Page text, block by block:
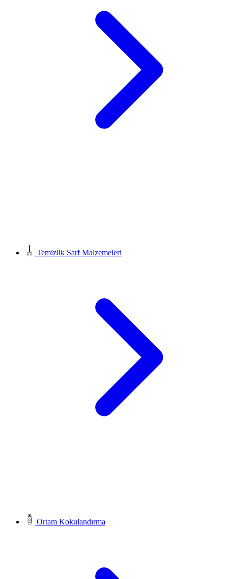
Temizlik Sarf Malzemeleri
Ortam Kokulandırma